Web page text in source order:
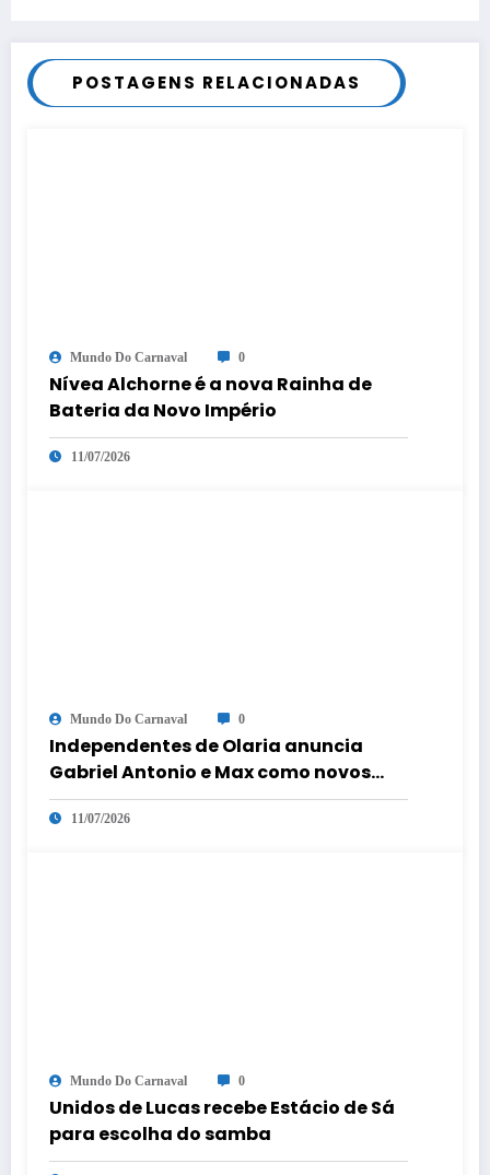
POSTAGENS RELACIONADAS
Mundo Do Carnaval 0
Nívea Alchorne é a nova Rainha de
Bateria da Novo Império
11/07/2026
Mundo Do Carnaval 0
Independentes de Olaria anuncia
Gabriel Antonio e Max como novos
coreógrafos
11/07/2026
Mundo Do Carnaval 0
Unidos de Lucas recebe Estácio de Sá
para escolha do samba